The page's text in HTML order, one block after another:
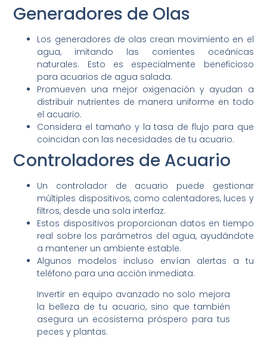
Generadores de Olas
Los generadores de olas crean movimiento en el
agua, imitando las corrientes oceánicas
naturales. Esto es especialmente beneficioso
para acuarios de agua salada.
Promueven una mejor oxigenación y ayudan a
distribuir nutrientes de manera uniforme en todo
el acuario.
Considera el tamaño y la tasa de flujo para que
coincidan con las necesidades de tu acuario.
Controladores de Acuario
Un controlador de acuario puede gestionar
múltiples dispositivos, como calentadores, luces y
filtros, desde una sola interfaz.
Estos dispositivos proporcionan datos en tiempo
real sobre los parámetros del agua, ayudándote
a mantener un ambiente estable.
Algunos modelos incluso envían alertas a tu
teléfono para una acción inmediata.
Invertir en equipo avanzado no solo mejora
la belleza de tu acuario, sino que también
asegura un ecosistema próspero para tus
peces y plantas.